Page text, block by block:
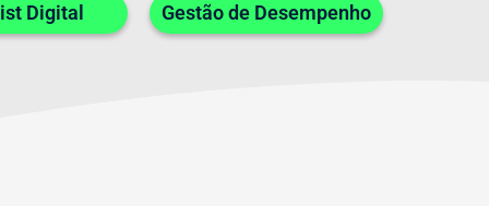
Digital Gestão de Desempenho